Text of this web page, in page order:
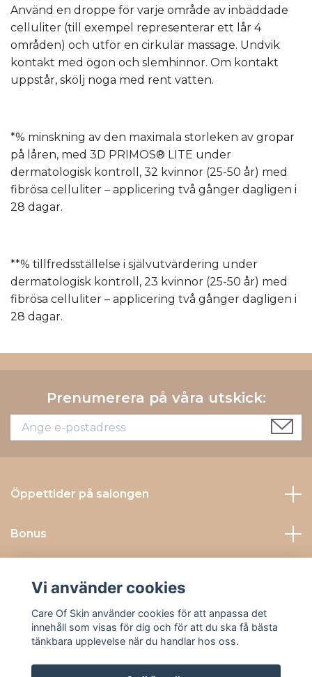
Använd en droppe för varje område av inbäddade
celluliter (till exempel representerar ett lår 4
områden) och utför en cirkulär massage. Undvik
kontakt med ögon och slemhinnor. Om kontakt
uppstår, skölj noga med rent vatten.
*% minskning av den maximala storleken av gropar
på låren, med 3D PRIMOS® LITE under
dermatologisk kontroll, 32 kvinnor (25-50 år) med
fibrösa celluliter – applicering två gånger dagligen i
28 dagar.
**% tillfredsställelse i självutvärdering under
dermatologisk kontroll, 23 kvinnor (25-50 år) med
fibrösa celluliter – applicering två gånger dagligen i
28 dagar.
Prenumerera på våra utskick:
Öppettider på salongen
Bonus
Sociala medier
Vi använder cookies
Care Of Skin använder cookies för att anpassa det
innehåll som visas för dig och för att du ska få bästa
tänkbara upplevelse när du handlar hos oss.